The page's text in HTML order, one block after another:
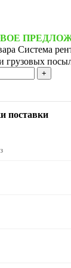
Система
грузовых
поставки